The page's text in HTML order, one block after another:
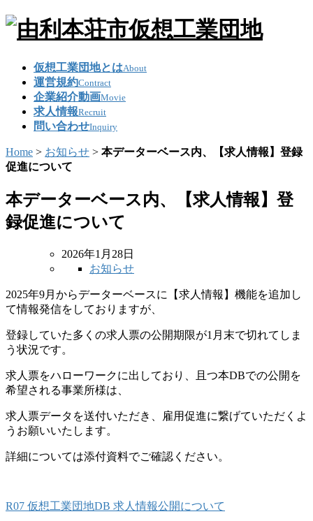
仮想工業団地とはAbout
運営規約Contract
企業紹介動画Movie
求人情報Recruit
問い合わせInquiry
Home > お知らせ > 本データーベース内、【求人情報】登録
促進について
本データーベース内、【求人情報】登
録促進について
2026年1月28日
お知らせ
2025年9月からデーターベースに【求人情報】機能を追加し
て情報発信をしておりますが、
登録していた多くの求人票の公開期限が1月末で切れてしま
う状況です。
求人票をハローワークに出しており、且つ本DBでの公開を
希望される事業所様は、
求人票データを送付いただき、雇用促進に繋げていただくよ
うお願いいたします。
詳細については添付資料でご確認ください。
R07 仮想工業団地DB 求人情報公開について